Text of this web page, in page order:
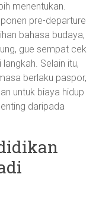
menentukan.
pre-departure
bahasa budaya,
gue sempat cek
Selain itu,
berlaku paspor,
untuk biaya hidup
daripada